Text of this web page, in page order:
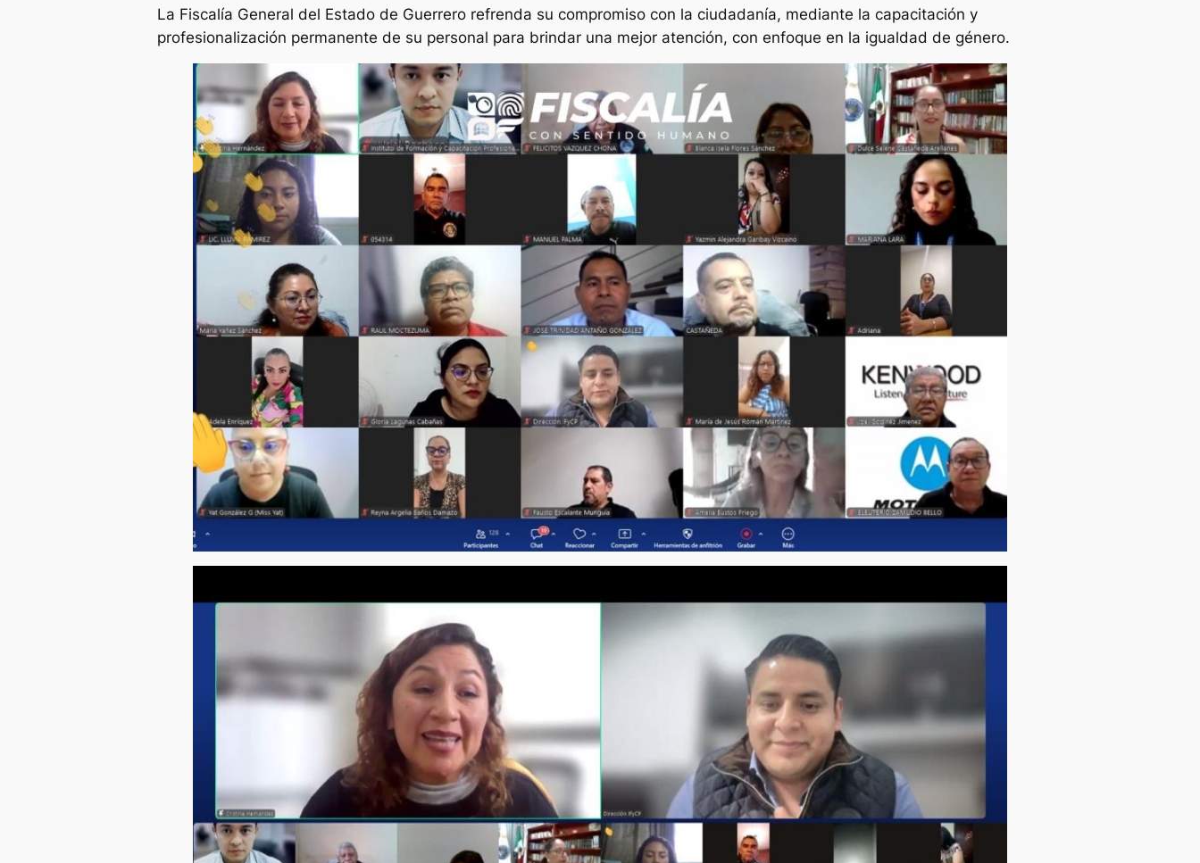
La Fiscalía General del Estado de Guerrero refrenda su compromiso con la ciudadanía, mediante la capacitación y
profesionalización permanente de su personal para brindar una mejor atención, con enfoque en la igualdad de género.